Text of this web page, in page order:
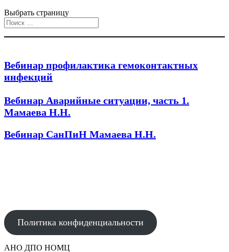
Выбрать страницу
Вебинар профилактика гемоконтактных
инфекций
Вебинар Аварийные ситуации, часть 1.
Мамаева Н.Н.
Вебинар СанПиН Мамаева Н.Н.
Политика конфиденциальности
АНО ДПО НОМЦ